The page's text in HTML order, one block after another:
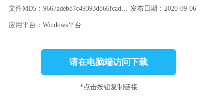
文件MD5：9667adeb87c49393d866fcad44c9b541 发布日期：2020-09-06
应用平台：Windows平台
请在电脑端访问下载
*点击按钮复制链接